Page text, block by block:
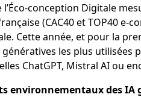
conception Digitale
(CAC40 et TOP40 e-
Cette année, et pour la
génératives les plus utilisées
ChatGPT, Mistral AI ou
environnementaux des IA